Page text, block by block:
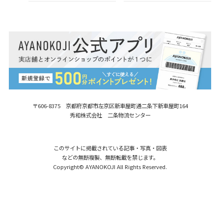
〒606-8375 京都府京都市左京区新車屋町通二条下新車屋町164
秀和株式会社 二条物流センター
このサイトに掲載されている記事・写真・図表
などの無断複製、無断転載を禁じます。
Copyright© AYANOKOJI All Rights Reserved.